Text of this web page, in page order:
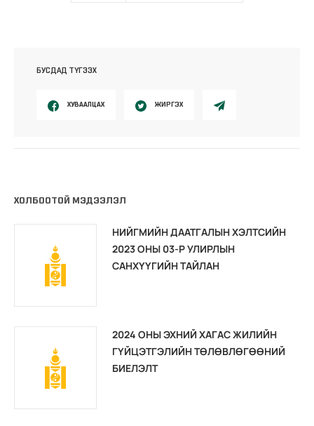
БУСДАД ТҮГЭЭХ
ХУВААЛЦАХ ЖИРГЭХ
ХОЛБООТОЙ МЭДЭЭЛЭЛ
НИЙГМИЙН ДААТГАЛЫН ХЭЛТСИЙН
2023 ОНЫ 03-Р УЛИРЛЫН
САНХҮҮГИЙН ТАЙЛАН
2024 ОНЫ ЭХНИЙ ХАГАС ЖИЛИЙН
ГҮЙЦЭТГЭЛИЙН ТӨЛӨВЛӨГӨӨНИЙ
БИЕЛЭЛТ